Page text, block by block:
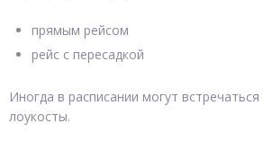
прямым рейсом
рейс с пересадкой
Иногда в расписании могут
лоукосты.